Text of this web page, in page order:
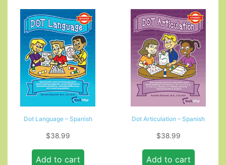
Dot Language – Spanish
$38.99
Add to cart
Dot Articulation – Spanish
$38.99
Add to cart